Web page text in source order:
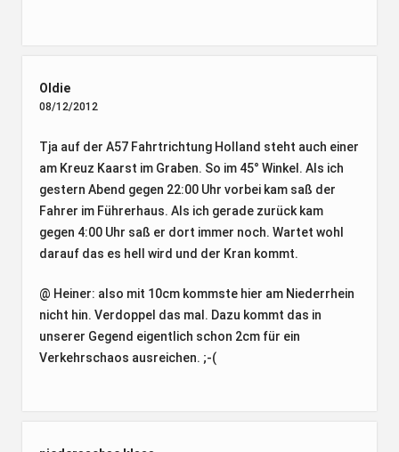
Oldie
08/12/2012
Tja auf der A57 Fahrtrichtung Holland steht auch einer
am Kreuz Kaarst im Graben. So im 45° Winkel. Als ich
gestern Abend gegen 22:00 Uhr vorbei kam saß der
Fahrer im Führerhaus. Als ich gerade zurück kam
gegen 4:00 Uhr saß er dort immer noch. Wartet wohl
darauf das es hell wird und der Kran kommt.
@ Heiner: also mit 10cm kommste hier am Niederrhein
nicht hin. Verdoppel das mal. Dazu kommt das in
unserer Gegend eigentlich schon 2cm für ein
Verkehrschaos ausreichen. ;-(